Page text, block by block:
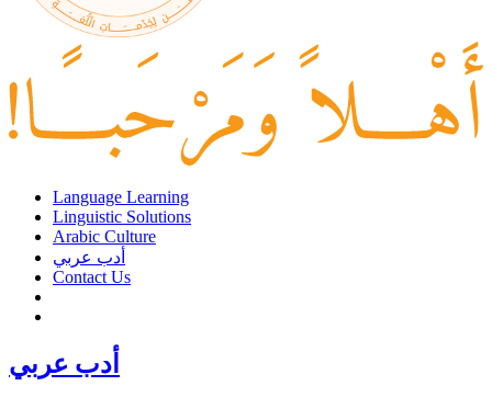
Language Learning
Linguistic Solutions
Arabic Culture
أدب عربي
Contact Us
أدب عربي